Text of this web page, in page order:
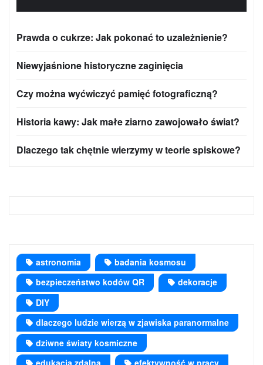
Prawda o cukrze: Jak pokonać to uzależnienie?
Niewyjaśnione historyczne zaginięcia
Czy można wyćwiczyć pamięć fotograficzną?
Historia kawy: Jak małe ziarno zawojowało świat?
Dlaczego tak chętnie wierzymy w teorie spiskowe?
astronomia
badania kosmosu
bezpieczeństwo kodów QR
dekoracje
DIY
dlaczego ludzie wierzą w zjawiska paranormalne
dziwne światy kosmiczne
edukacja zdalna
efektywność w pracy